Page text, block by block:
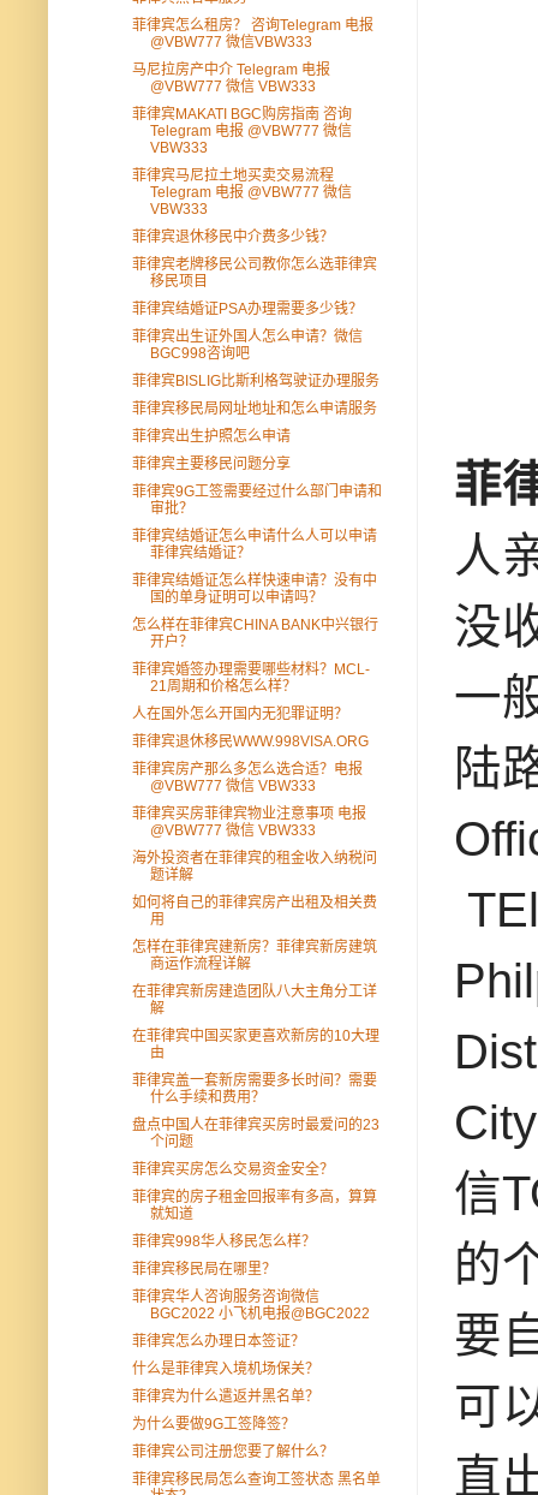
菲
人
没
一
陆
信
的
要
可
直
菲律宾怎么租房？ 咨询Telegram 电报
@VBW777 微信VBW333
马尼拉房产中介 Telegram 电报
@VBW777 微信 VBW333
菲律宾MAKATI BGC购房指南 咨询
Telegram 电报 @VBW777 微信
VBW333
菲律宾马尼拉土地买卖交易流程
Telegram 电报 @VBW777 微信
VBW333
菲律宾退休移民中介费多少钱？
菲律宾老牌移民公司教你怎么选菲律宾
移民项目
菲律宾结婚证PSA办理需要多少钱？
菲律宾出生证外国人怎么申请？微信
BGC998咨询吧
菲律宾BISLIG比斯利格驾驶证办理服务
菲律宾移民局网址地址和怎么申请服务
菲律宾出生护照怎么申请
菲律宾主要移民问题分享
菲律宾9G工签需要经过什么部门申请和
审批？
菲律宾结婚证怎么申请什么人可以申请
菲律宾结婚证？
菲律宾结婚证怎么样快速申请？没有中
国的单身证明可以申请吗？
怎么样在菲律宾CHINA BANK中兴银行
开户？
菲律宾婚签办理需要哪些材料？MCL-
21周期和价格怎么样？
人在国外怎么开国内无犯罪证明？
菲律宾退休移民WWW.998VISA.ORG
菲律宾房产那么多怎么选合适？电报
@VBW777 微信 VBW333
菲律宾买房菲律宾物业注意事项 电报
@VBW777 微信 VBW333
海外投资者在菲律宾的租金收入纳税问
题详解
如何将自己的菲律宾房产出租及相关费
用
怎样在菲律宾建新房？菲律宾新房建筑
商运作流程详解
在菲律宾新房建造团队八大主角分工详
解
在菲律宾中国买家更喜欢新房的10大理
由
菲律宾盖一套新房需要多长时间？需要
什么手续和费用？
盘点中国人在菲律宾买房时最爱问的23
个问题
菲律宾买房怎么交易资金安全？
菲律宾的房子租金回报率有多高，算算
就知道
菲律宾998华人移民怎么样？
菲律宾移民局在哪里？
菲律宾华人咨询服务咨询微信
BGC2022 小飞机电报@BGC2022
菲律宾怎么办理日本签证？
什么是菲律宾入境机场保关？
菲律宾为什么遣返并黑名单？
为什么要做9G工签降签？
菲律宾公司注册您要了解什么？
菲律宾移民局怎么查询工签状态 黑名单